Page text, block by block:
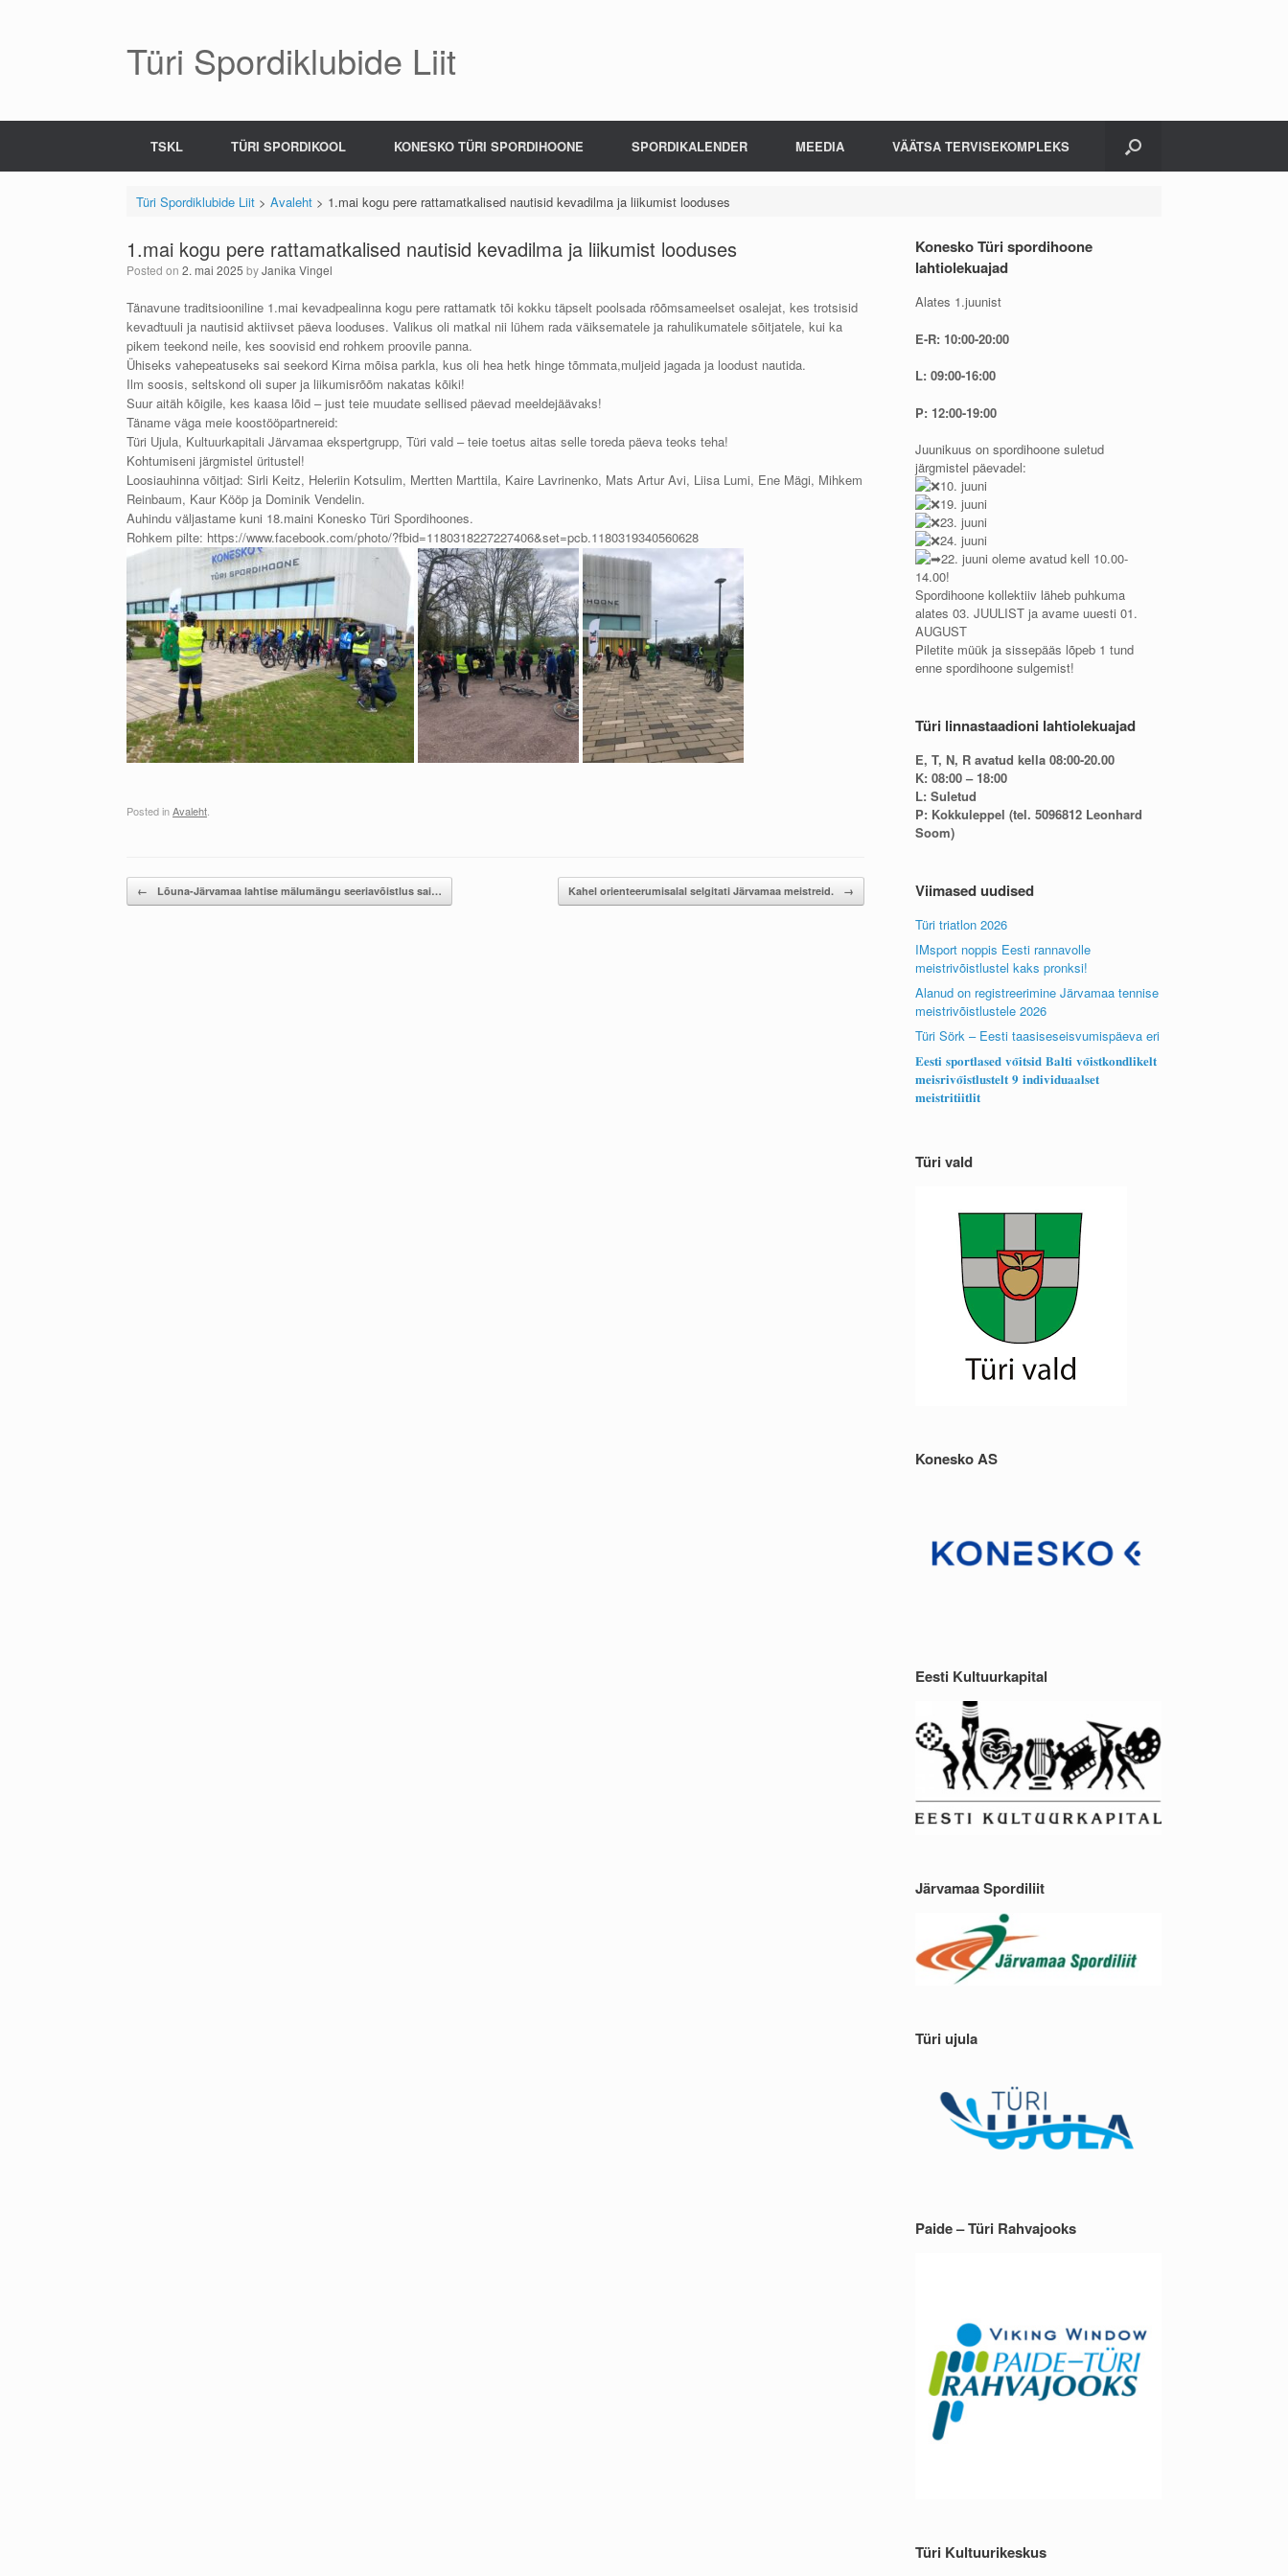
Türi Spordiklubide Liit
TSKL TÜRI SPORDIKOOL KONESKO TÜRI SPORDIHOONE SPORDIKALENDER MEEDIA VÄÄTSA TERVISEKOMPLEKS
Türi Spordiklubide Liit> Avaleht> 1.mai kogu pere rattamatkalised nautisid kevadilma ja liikumist looduses
1.mai kogu pere rattamatkalised nautisid kevadilma ja liikumist looduses
Posted on 2. mai 2025 byJanika Vingel
Tänavune traditsiooniline 1.mai kevadpealinna kogu pere rattamatk tõi kokku täpselt poolsada rõõmsameelset osalejat, kes trotsisid
kevadtuuli ja nautisid aktiivset päeva looduses. Valikus oli matkal nii lühem rada väiksematele ja rahulikumatele sõitjatele, kui ka
pikem teekond neile, kes soovisid end rohkem proovile panna.
Ühiseks vahepeatuseks sai seekord Kirna mõisa parkla, kus oli hea hetk hinge tõmmata,muljeid jagada ja loodust nautida.
Ilm soosis, seltskond oli super ja liikumisrõõm nakatas kõiki!
Suur aitäh kõigile, kes kaasa lõid – just teie muudate sellised päevad meeldejäävaks!
Täname väga meie koostööpartnereid:
Türi Ujula, Kultuurkapitali Järvamaa ekspertgrupp, Türi vald – teie toetus aitas selle toreda päeva teoks teha!
Kohtumiseni järgmistel üritustel!
Loosiauhinna võitjad: Sirli Keitz, Heleriin Kotsulim, Mertten Marttila, Kaire Lavrinenko, Mats Artur Avi, Liisa Lumi, Ene Mägi, Mihkem
Reinbaum, Kaur Kööp ja Dominik Vendelin.
Auhindu väljastame kuni 18.maini Konesko Türi Spordihoones.
Rohkem pilte: https://www.facebook.com/photo/?fbid=1180318227227406&set=pcb.1180319340560628
Posted inAvaleht.
Post navigation
← Lõuna-Järvamaa lahtise mälumängu seeriavõistlus sai… Kahel orienteerumisalal selgitati Järvamaa meistreid. →
Konesko Türi spordihoone
lahtiolekuajad
Alates 1.juunist
E-R: 10:00-20:00
L: 09:00-16:00
P: 12:00-19:00
Juunikuus on spordihoone suletud
järgmistel päevadel:
10. juuni
19. juuni
23. juuni
24. juuni
22. juuni oleme avatud kell 10.00-
14.00!
Spordihoone kollektiiv läheb puhkuma
alates 03. JUULIST ja avame uuesti 01.
AUGUST
Piletite müük ja sissepääs lõpeb 1 tund
enne spordihoone sulgemist!
Türi linnastaadioni lahtiolekuajad
E, T, N, R avatud kella 08:00-20.00
K: 08:00 – 18:00
L: Suletud
P: Kokkuleppel (tel. 5096812 Leonhard
Soom)
Viimased uudised
Türi triatlon 2026
IMsport noppis Eesti rannavolle
meistrivõistlustel kaks pronksi!
Alanud on registreerimine Järvamaa tennise
meistrivõistlustele 2026
Türi Sörk – Eesti taasiseseisvumispäeva eri
𝐄𝐞𝐬𝐭𝐢 𝐬𝐩𝐨𝐫𝐭𝐥𝐚𝐬𝐞𝐝 𝐯𝐨̃𝐢𝐭𝐬𝐢𝐝 𝐁𝐚𝐥𝐭𝐢 𝐯𝐨̃𝐢𝐬𝐭𝐤𝐨𝐧𝐝𝐥𝐢𝐤𝐞𝐥𝐭
𝐦𝐞𝐢𝐬𝐫𝐢𝐯𝐨̃𝐢𝐬𝐭𝐥𝐮𝐬𝐭𝐞𝐥𝐭 𝟗 𝐢𝐧𝐝𝐢𝐯𝐢𝐝𝐮𝐚𝐚𝐥𝐬𝐞𝐭
𝐦𝐞𝐢𝐬𝐭𝐫𝐢𝐭𝐢𝐢𝐭𝐥𝐢𝐭
Türi vald
Konesko AS
Eesti Kultuurkapital
Järvamaa Spordiliit
Türi ujula
Paide – Türi Rahvajooks
Türi Kultuurikeskus